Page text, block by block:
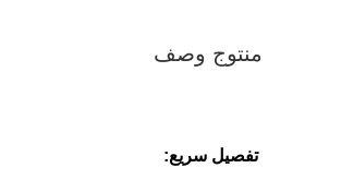
منتوج وصف
تفصيل سريع: